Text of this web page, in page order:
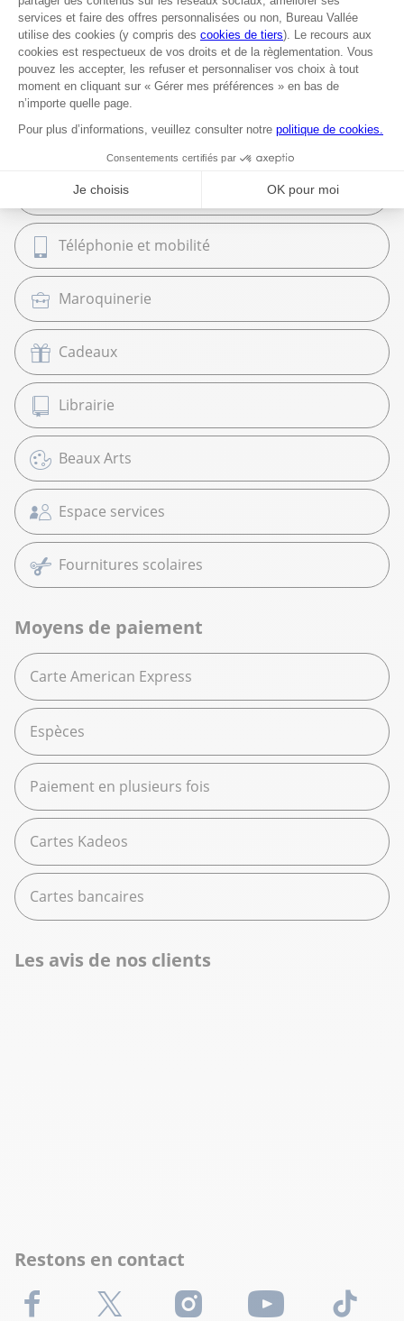
Papeterie et Fournitures
Classement et Archivage
Équipement et Commerce
High Tech
Téléphonie et mobilité
Maroquinerie
Cadeaux
Librairie
Beaux Arts
Espace services
Fournitures scolaires
Moyens de paiement
Carte American Express
Espèces
Paiement en plusieurs fois
Cartes Kadeos
Cartes bancaires
Les avis de nos clients
Restons en contact
Facebook X (Twitter) Instagram Youtube TikTok